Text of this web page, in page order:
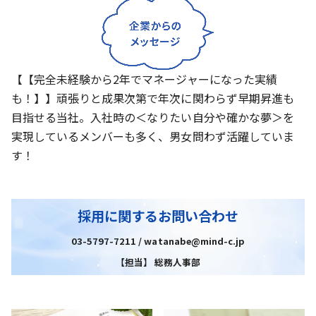
【【完全未経験から2年でマネージャーになった実績
も！】】頑張りと成果次第で年次に関わらず早期昇進も
目指せる当社。入社時の＜なりたい自分や確かな夢＞を
実現しているメンバーも多く、男女問わず活躍していま
す！
採用に関するお問い合わせ
03-5797-7211 / watanabe@mind-c.jp
【担当】 総務人事部